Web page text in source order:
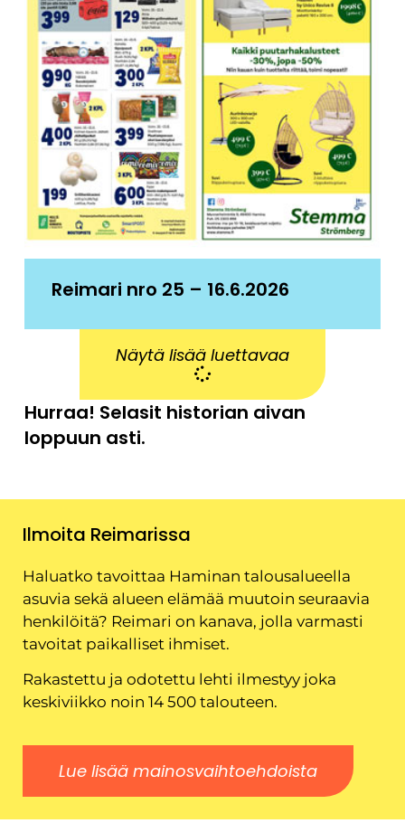
Reimari nro 25 – 16.6.2026
Näytä lisää luettavaa
Hurraa! Selasit historian aivan
loppuun asti.
Ilmoita Reimarissa
Haluatko tavoittaa Haminan talousalueella
asuvia sekä alueen elämää muutoin seuraavia
henkilöitä? Reimari on kanava, jolla varmasti
tavoitat paikalliset ihmiset.
Rakastettu ja odotettu lehti ilmestyy joka
keskiviikko noin 14 500 talouteen.
Lue lisää mainosvaihtoehdoista